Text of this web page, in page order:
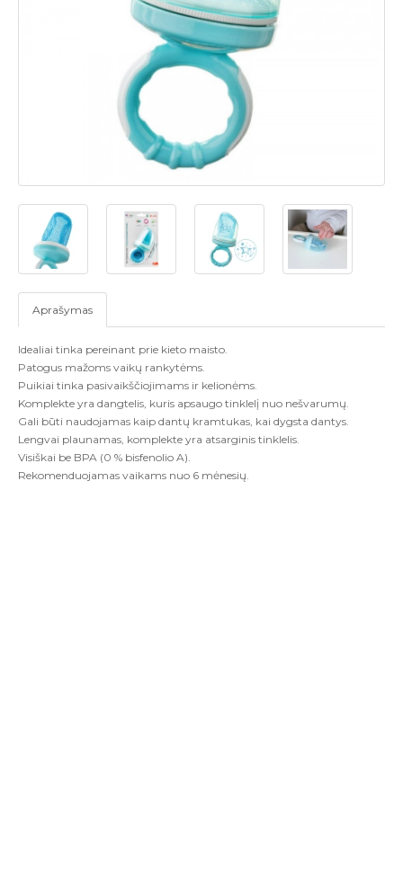
Aprašymas
Idealiai tinka pereinant prie kieto maisto.
Patogus mažoms vaikų rankytėms.
Puikiai tinka pasivaikščiojimams ir kelionėms.
Komplekte yra dangtelis, kuris apsaugo tinklelį nuo nešvarumų.
Gali būti naudojamas kaip dantų kramtukas, kai dygsta dantys.
Lengvai plaunamas, komplekte yra atsarginis tinklelis.
Visiškai be BPA (0 % bisfenolio A).
Rekomenduojamas vaikams nuo 6 mėnesių.